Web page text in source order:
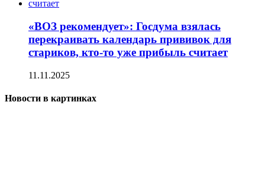
«ВОЗ рекомендует»: Госдума взялась
перекраивать календарь прививок для
стариков, кто-то уже прибыль считает
11.11.2025
Новости в картинках